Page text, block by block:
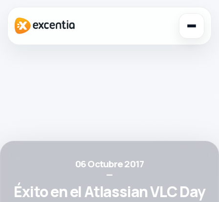
06 Octubre 2017
—
Éxito en el Atlassian VLC Day